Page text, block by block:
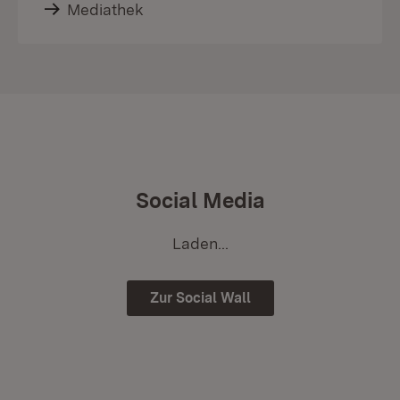
Mediathek
Social Media
Laden...
Zur Social Wall